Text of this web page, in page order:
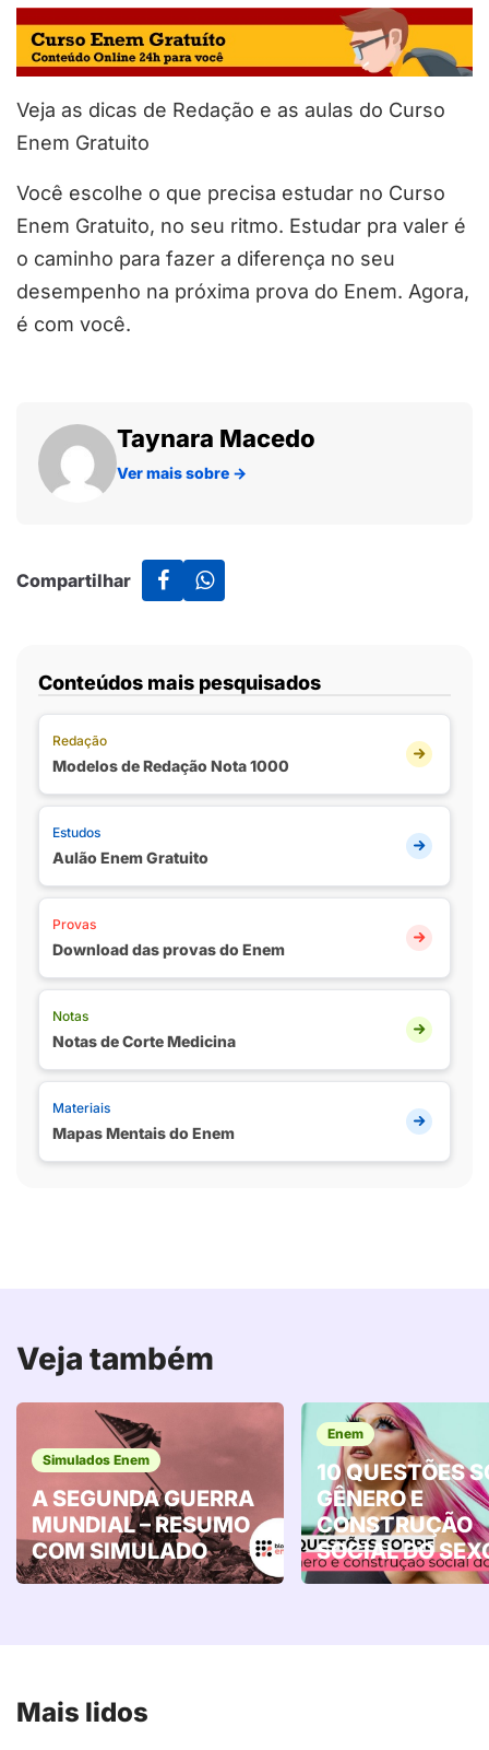
Veja as dicas de Redação e as aulas do Curso
Enem Gratuito
Você escolhe o que precisa estudar no Curso
Enem Gratuito, no seu ritmo. Estudar pra valer é
o caminho para fazer a diferença no seu
desempenho na próxima prova do Enem. Agora,
é com você.
Taynara Macedo
Ver mais sobre →
Compartilhar
Conteúdos mais pesquisados
Redação
Modelos de Redação Nota 1000
Estudos
Aulão Enem Gratuito
Provas
Download das provas do Enem
Notas
Notas de Corte Medicina
Materiais
Mapas Mentais do Enem
Veja também
Simulados Enem
A SEGUNDA GUERRA
MUNDIAL – RESUMO
COM SIMULADO
Enem
10 QUESTÕES
GÊNERO E
CONSTRUÇÃO
SOCIAL DO
Mais lidos